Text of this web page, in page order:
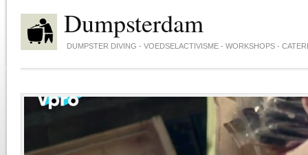
Dumpsterdam
DUMPSTER DIVING - VOEDSELACTIVISME - WORKSHOPS -